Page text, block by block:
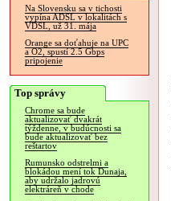
Na Slovensku sa v tichosti
vypína ADSL v lokalitách s
VDSL, už 31. mája
Orange sa doťahuje na UPC
a O2, spustí 2.5 Gbps
pripojenie
Top správy
Chrome sa bude
aktualizovať dvakrát
týždenne, v budúcnosti sa
bude aktualizovať bez
reštartov
Rumunsko odstrelmi a
blokádou mení tok Dunaja,
aby udržalo jadrovú
elektráreň v chode